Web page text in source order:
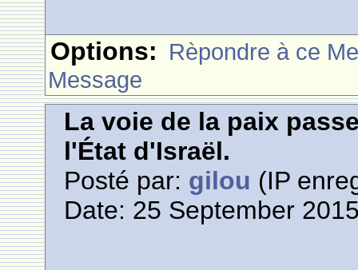
Options: Rèpondre à ce
Message
La voie de la paix
l'État d'Israël.
Posté par: gilou (IP
Date: 25 September